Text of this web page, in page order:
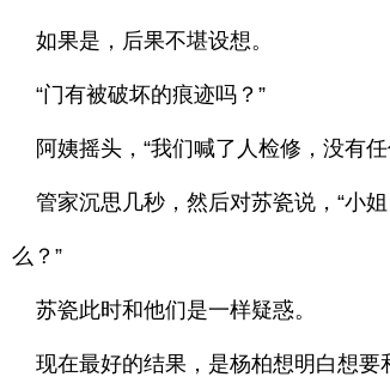
如果是，后果不堪设想。
“门有被破坏的痕迹吗？”
阿姨摇头，“我们喊了人检修，没有
管家沉思几秒，然后对苏瓷说，“小
么？”
苏瓷此时和他们是一样疑惑。
现在最好的结果，是杨柏想明白想要